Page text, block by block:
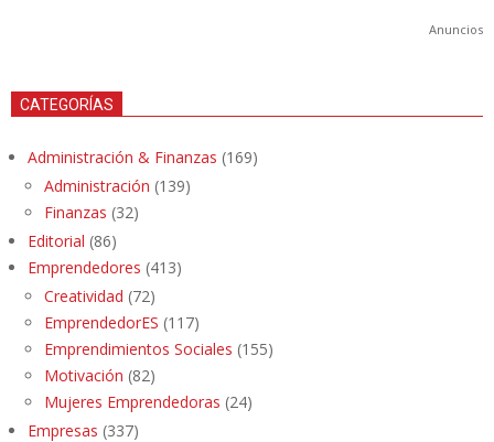
Anuncios
CATEGORÍAS
Administración & Finanzas (169)
Administración (139)
Finanzas (32)
Editorial (86)
Emprendedores (413)
Creatividad (72)
EmprendedorES (117)
Emprendimientos Sociales (155)
Motivación (82)
Mujeres Emprendedoras (24)
Empresas (337)